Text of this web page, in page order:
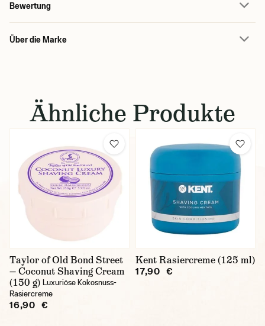
Bewertung
Über die Marke
Ähnliche Produkte
Taylor of Old Bond Street
— Coconut Shaving Cream
(150 g) Luxuriöse Kokosnuss-
Rasiercreme
16,90 €
Kent Rasiercreme (125 ml)
17,90 €